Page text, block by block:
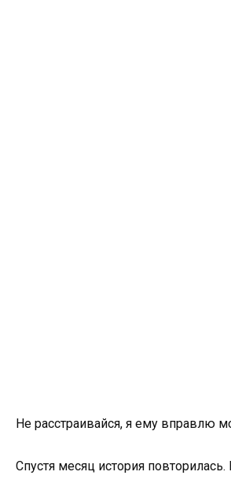
Не расстраивайся, я ему вправлю
Спустя месяц история